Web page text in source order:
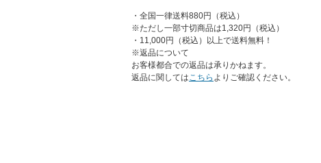
・全国一律送料880円（税込）
※ただし一部寸切商品は1,320円（税込）
・11,000円（税込）以上で送料無料！
※返品について
お客様都合での返品は承りかねます。
返品に関してはこちら よりご確認ください。